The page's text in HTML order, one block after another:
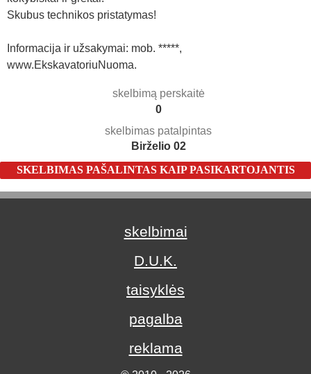
Skubus technikos pristatymas!
Informacija ir užsakymai: mob. *****,
www.EkskavatoriuNuoma.
skelbimą perskaitė
0
skelbimas patalpintas
Birželio 02
SKELBIMAS PAŠALINTAS KAIP PASIKARTOJANTIS
skelbimai
D.U.K.
taisyklės
pagalba
reklama